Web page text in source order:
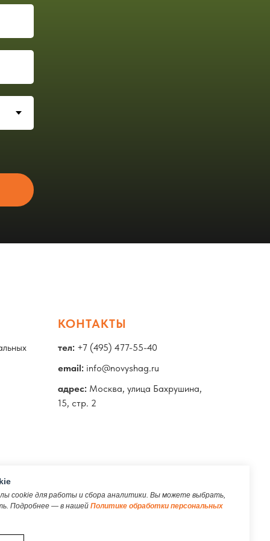
cookie для работы и сбора аналитики. Вы можете выбрать,
Подробнее — в нашей Политике обработки персональных
КОНТАКТЫ
тел: +7 (495) 477-55-40
email: info@novyshag.ru
адрес: Москва, улица Бахрушина,
15, стр. 2